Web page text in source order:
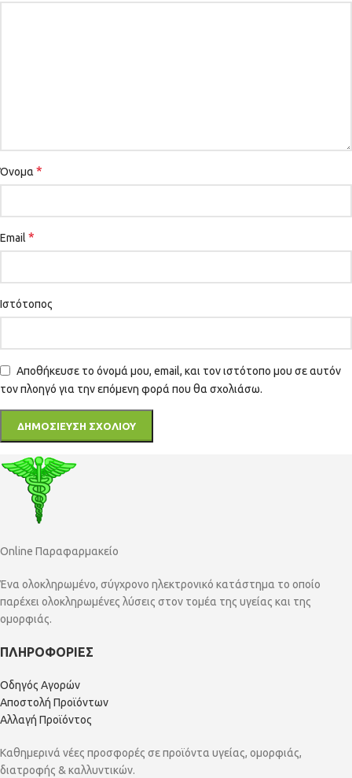
Όνομα *
Email *
Ιστότοπος
Αποθήκευσε το όνομά μου, email, και τον ιστότοπο μου σε αυτόν
τον πλοηγό για την επόμενη φορά που θα σχολιάσω.
Online Παραφαρμακείο
Ένα ολοκληρωμένο, σύγχρονο ηλεκτρονικό κατάστημα το οποίο
παρέχει ολοκληρωμένες λύσεις στον τομέα της υγείας και της
ομορφιάς.
ΠΛΗΡΟΦΟΡΙΕΣ
Οδηγός Αγορών
Αποστολή Προϊόντων
Αλλαγή Προϊόντος
Καθημερινά νέες προσφορές σε προϊόντα υγείας, ομορφιάς,
διατροφής & καλλυντικών.